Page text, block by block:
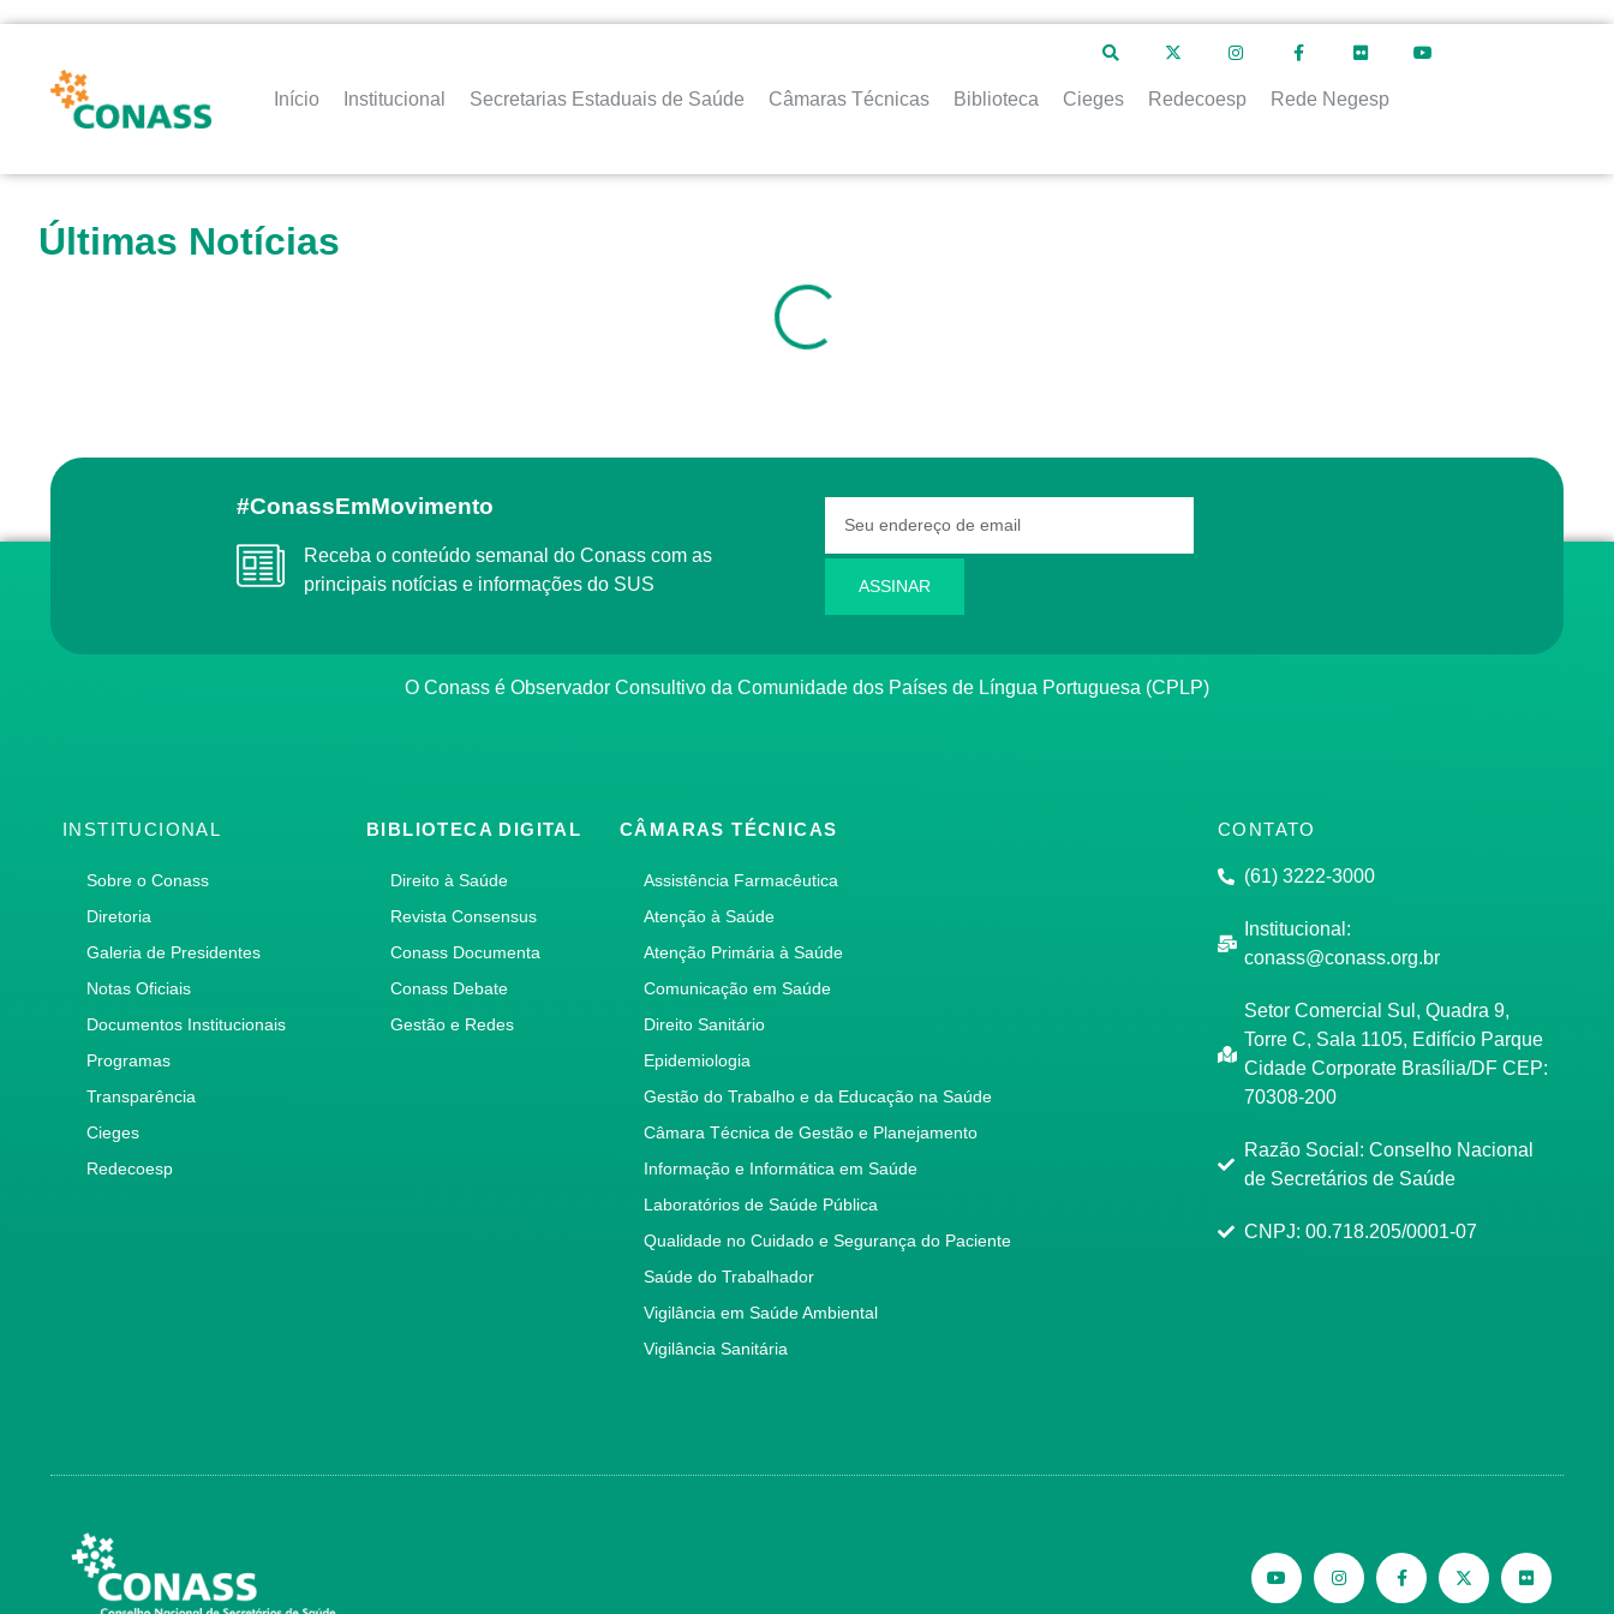
Início Institucional Secretarias Estaduais de Saúde Câmaras Técnicas Biblioteca Cieges Redecoesp Rede Negesp
Últimas Notícias
#ConassEmMovimento
Receba o conteúdo semanal do Conass com as
principais notícias e informações do SUS
ASSINAR
O Conass é Observador Consultivo da Comunidade dos Países de Língua Portuguesa (CPLP)
INSTITUCIONAL
Sobre o Conass
Diretoria
Galeria de Presidentes
Notas Oficiais
Documentos Institucionais
Programas
Transparência
Cieges
Redecoesp
BIBLIOTECA DIGITAL
Direito à Saúde
Revista Consensus
Conass Documenta
Conass Debate
Gestão e Redes
CÂMARAS TÉCNICAS
Assistência Farmacêutica
Atenção à Saúde
Atenção Primária à Saúde
Comunicação em Saúde
Direito Sanitário
Epidemiologia
Gestão do Trabalho e da Educação na Saúde
Câmara Técnica de Gestão e Planejamento
Informação e Informática em Saúde
Laboratórios de Saúde Pública
Qualidade no Cuidado e Segurança do Paciente
Saúde do Trabalhador
Vigilância em Saúde Ambiental
Vigilância Sanitária
CONTATO
(61) 3222-3000
Institucional:
conass@conass.org.br
Setor Comercial Sul, Quadra 9,
Torre C, Sala 1105, Edifício Parque
Cidade Corporate Brasília/DF CEP:
70308-200
Razão Social: Conselho Nacional
de Secretários de Saúde
CNPJ: 00.718.205/0001-07